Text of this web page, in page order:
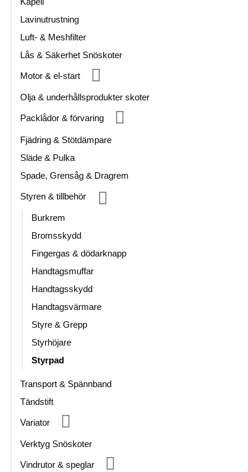
Lavinutrustning
Luft- & Meshfilter
Lås & Säkerhet Snöskoter
Motor & el-start
Olja & underhållsprodukter skoter
Packlådor & förvaring
Fjädring & Stötdämpare
Släde & Pulka
Spade, Grensåg & Dragrem
Styren & tillbehör
Burkrem
Bromsskydd
Fingergas & dödarknapp
Handtagsmuffar
Handtagsskydd
Handtagsvärmare
Styre & Grepp
Styrhöjare
Styrpad
Transport & Spännband
Tändstift
Variator
Verktyg Snöskoter
Vindrutor & speglar